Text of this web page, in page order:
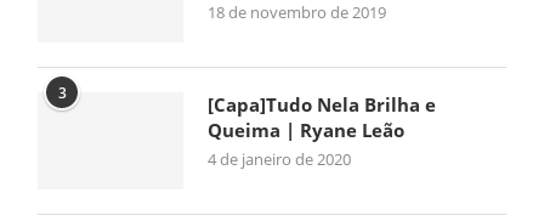
18 de novembro de 2019
3
[Capa]Tudo Nela Brilha e
Queima | Ryane Leão
4 de janeiro de 2020